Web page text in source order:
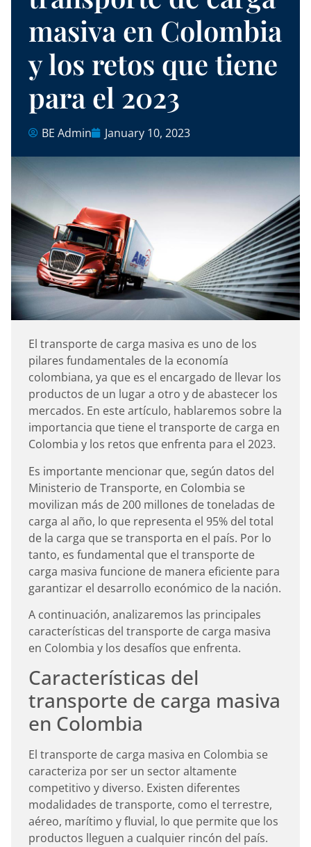
masiva en Colombia
y los retos que tiene
para el 2023
BE Admin January 10, 2023
El transporte de carga masiva es uno de los
pilares fundamentales de la economía
colombiana, ya que es el encargado de llevar los
productos de un lugar a otro y de abastecer los
mercados. En este artículo, hablaremos sobre la
importancia que tiene el transporte de carga en
Colombia y los retos que enfrenta para el 2023.
Es importante mencionar que, según datos del
Ministerio de Transporte, en Colombia se
movilizan más de 200 millones de toneladas de
carga al año, lo que representa el 95% del total
de la carga que se transporta en el país. Por lo
tanto, es fundamental que el transporte de
carga masiva funcione de manera eficiente para
garantizar el desarrollo económico de la nación.
A continuación, analizaremos las principales
características del transporte de carga masiva
en Colombia y los desafíos que enfrenta.
Características del
transporte de carga masiva
en Colombia
El transporte de carga masiva en Colombia se
caracteriza por ser un sector altamente
competitivo y diverso. Existen diferentes
modalidades de transporte, como el terrestre,
aéreo, marítimo y fluvial, lo que permite que los
productos lleguen a cualquier rincón del país.